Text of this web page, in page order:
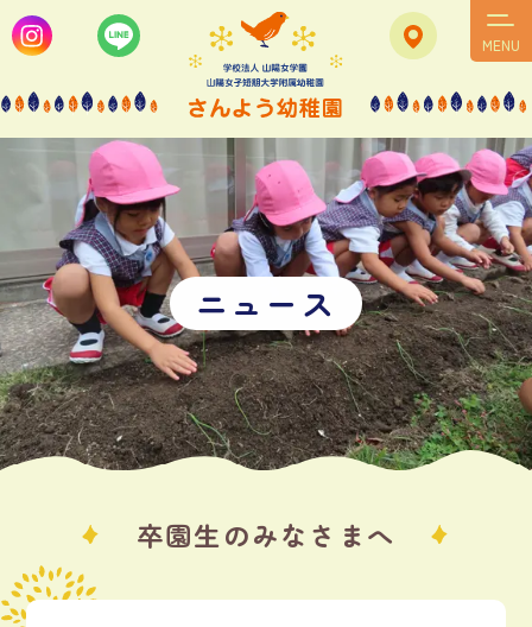
MENU
ニ ュ ー ス
卒園生のみなさまへ